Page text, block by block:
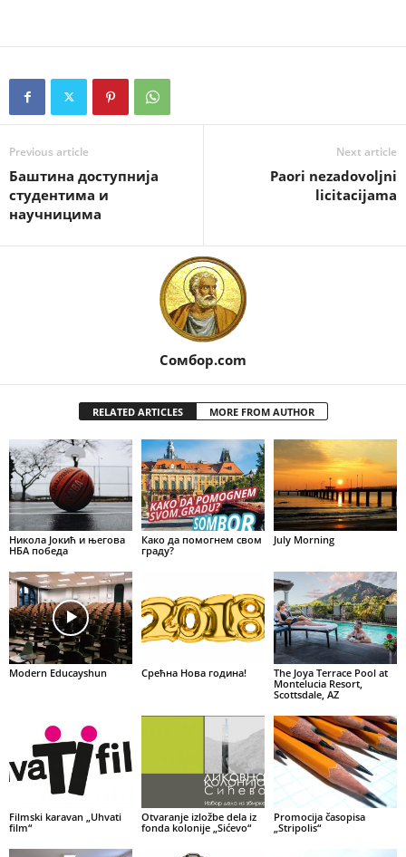
Previous article
Баштина доступнија
студентима и
научницима
Next article
Paori nezadovoljni
licitacijama
Сомбор.com
RELATED ARTICLES MORE FROM AUTHOR
Никола Јокић и његова
НБА победа
Како да помогнем свом
граду?
July Morning
Modern Educayshun Срећна Нова година!
The Joya Terrace Pool at
Montelucia Resort,
Scottsdale, AZ
Filmski karavan „Uhvati
film“
Otvaranje izložbe dela iz
fonda kolonije „Sićevo“
Promocija časopisa
„Stripolis“